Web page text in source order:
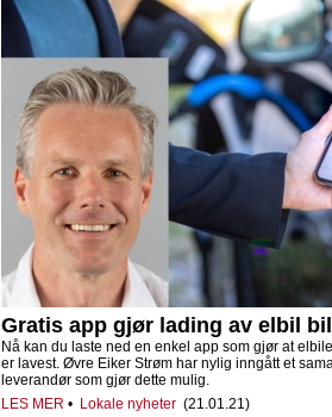
Gratis app gjør lading av elbil
Nå kan du laste ned en enkel app som gjør at
er lavest. Øvre Eiker Strøm har nylig inngått et
leverandør som gjør dette mulig.
LES MER • Lokale nyheter (21.01.21)